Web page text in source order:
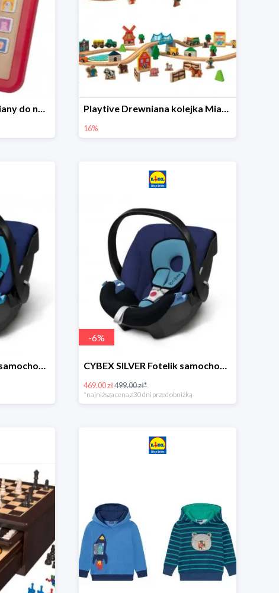
Playtive Tablet drewniany do nauki, interaktywny Playtive Drewniana kolejka Miasto lub Farma
16%
CYBEX SILVER Fotelik samochodowy -30%
-6%
CYBEX SILVER Fotelik samochodowy + dostawa gratis!
469.00 zł499.00 zł*
*najniższa cena z 30 dni przed obniżką